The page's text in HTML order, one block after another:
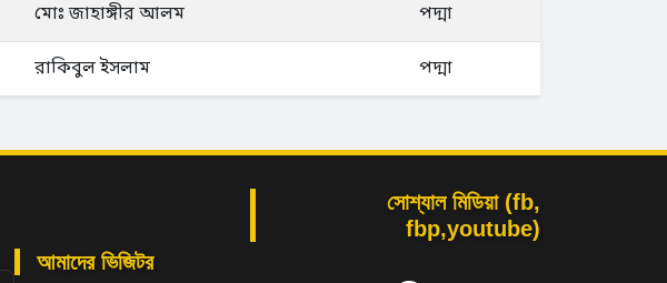
মোঃ জাহাঙ্গীর আলম পদ্মা
রাকিবুল ইসলাম পদ্মা
আমাদের ভিজিটর
সোশ্যাল মিডিয়া (fb,
fbp,youtube)